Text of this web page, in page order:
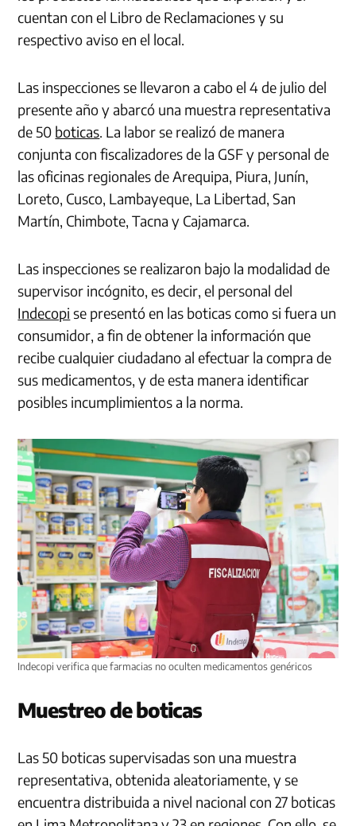
cuentan con el Libro de Reclamaciones y su
respectivo aviso en el local.
Las inspecciones se llevaron a cabo el 4 de julio del
presente año y abarcó una muestra representativa
de 50 boticas. La labor se realizó de manera
conjunta con fiscalizadores de la GSF y personal de
las oficinas regionales de Arequipa, Piura, Junín,
Loreto, Cusco, Lambayeque, La Libertad, San
Martín, Chimbote, Tacna y Cajamarca.
Las inspecciones se realizaron bajo la modalidad de
supervisor incógnito, es decir, el personal del
Indecopi se presentó en las boticas como si fuera un
consumidor, a fin de obtener la información que
recibe cualquier ciudadano al efectuar la compra de
sus medicamentos, y de esta manera identificar
posibles incumplimientos a la norma.
Indecopi verifica que farmacias no oculten medicamentos genéricos
Muestreo de boticas
Las 50 boticas supervisadas son una muestra
representativa, obtenida aleatoriamente, y se
encuentra distribuida a nivel nacional con 27 boticas